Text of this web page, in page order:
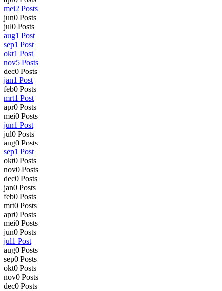
mei2 Posts
jun0 Posts
jul0 Posts
aug1 Post
sep1 Post
okt1 Post
nov5 Posts
dec0 Posts
jan1 Post
feb0 Posts
mrt1 Post
apr0 Posts
mei0 Posts
jun1 Post
jul0 Posts
aug0 Posts
sep1 Post
okt0 Posts
nov0 Posts
dec0 Posts
jan0 Posts
feb0 Posts
mrt0 Posts
apr0 Posts
mei0 Posts
jun0 Posts
jul1 Post
aug0 Posts
sep0 Posts
okt0 Posts
nov0 Posts
dec0 Posts